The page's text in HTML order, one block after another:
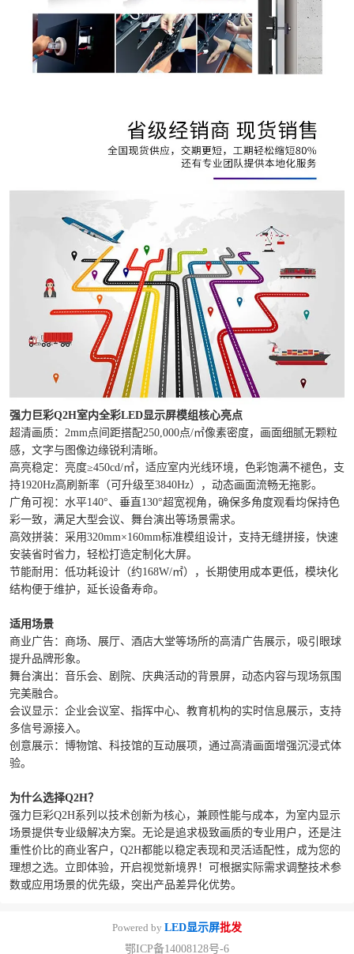
强力巨彩Q2H室内全彩LED显示屏模组核心亮点‌
‌超清画质‌：2mm点间距搭配250,000点/㎡像素密度，画面细腻无颗粒
感，文字与图像边缘锐利清晰。
‌高亮稳定‌：亮度≥450cd/㎡，适应室内光线环境，色彩饱满不褪色，支
持1920Hz高刷新率（可升级至3840Hz），动态画面流畅无拖影。
‌广角可视‌：水平140°、垂直130°超宽视角，确保多角度观看均保持色
彩一致，满足大型会议、舞台演出等场景需求。
‌高效拼装‌：采用320mm×160mm标准模组设计，支持无缝拼接，快速
安装省时省力，轻松打造定制化大屏。
‌节能耐用‌：低功耗设计（约168W/㎡），长期使用成本更低，模块化
结构便于维护，延长设备寿命。
适用场景‌‌
商业广告‌：商场、展厅、酒店大堂等场所的高清广告展示，吸引眼球
提升品牌形象。
‌舞台演出‌：音乐会、剧院、庆典活动的背景屏，动态内容与现场氛围
完美融合。
‌会议显示‌：企业会议室、指挥中心、教育机构的实时信息展示，支持
多信号源接入。
‌创意展示‌：博物馆、科技馆的互动展项，通过高清画面增强沉浸式体
验。
为什么选择Q2H？‌
强力巨彩Q2H系列以技术创新为核心，兼顾性能与成本，为室内显示
场景提供专业级解决方案。无论是追求极致画质的专业用户，还是注
重性价比的商业客户，Q2H都能以稳定表现和灵活适配性，成为您的
理想之选。立即体验，开启视觉新境界！‌可根据实际需求调整技术参
数或应用场景的优先级，突出产品差异化优势。
Powered by LED显示屏批发
鄂ICP备14008128号-6